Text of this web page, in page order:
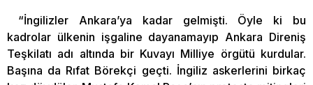
“İngilizler Ankara’ya kadar gelmişti. Öyle ki bu
kadrolar ülkenin işgaline dayanamayıp Ankara Direniş
Teşkilatı adı altında bir Kuvayı Milliye örgütü kurdular.
Başına da Rıfat Börekçi geçti. İngiliz askerlerini birkaç